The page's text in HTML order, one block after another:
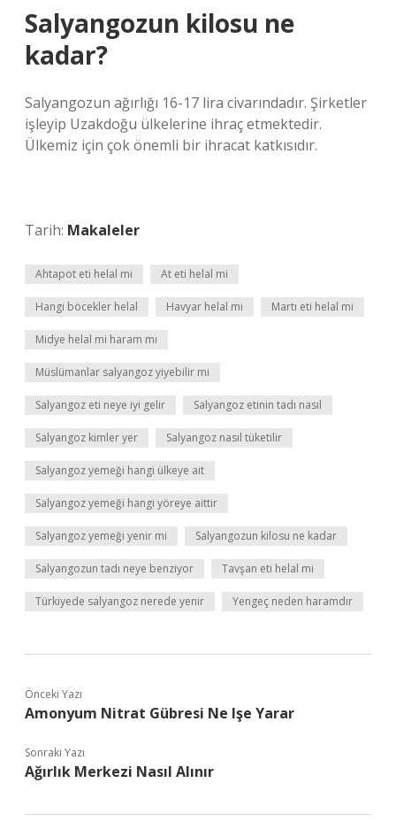
Salyangozun kilosu ne
kadar?
Salyangozun ağırlığı 16-17 lira civarındadır. Şirketler
işleyip Uzakdoğu ülkelerine ihraç etmektedir.
Ülkemiz için çok önemli bir ihracat katkısıdır.
Tarih: Makaleler
Ahtapot eti helal mi At eti helal mi
Hangi böcekler helal Havyar helal mi Martı eti helal mi
Midye helal mi haram mı
Müslümanlar salyangoz yiyebilir mi
Salyangoz eti neye iyi gelir Salyangoz etinin tadı nasıl
Salyangoz kimler yer Salyangoz nasıl tüketilir
Salyangoz yemeği hangi ülkeye ait
Salyangoz yemeği hangi yöreye aittir
Salyangoz yemeği yenir mi Salyangozun kilosu ne kadar
Salyangozun tadı neye benziyor Tavşan eti helal mi
Türkiyede salyangoz nerede yenir Yengeç neden haramdır
Önceki Yazı
Amonyum Nitrat Gübresi Ne Işe Yarar
Sonraki Yazı
Ağırlık Merkezi Nasıl Alınır